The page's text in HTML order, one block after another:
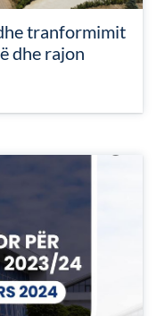
tranformimit
dhe rajon